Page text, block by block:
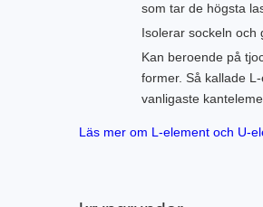
som tar de högsta
Isolerar sockeln och
Kan beroende på
former. Så kallade
vanligaste
Läs mer om L-element och U-